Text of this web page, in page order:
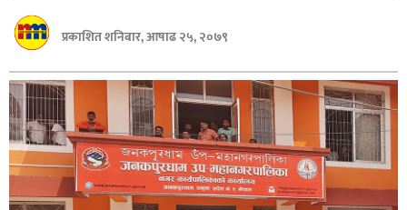
बागमती
सुदूरपश्चिम
मधेश
विशेष
राजनीति
प्रकाशित शनिबार, आषाढ २५, २०७९